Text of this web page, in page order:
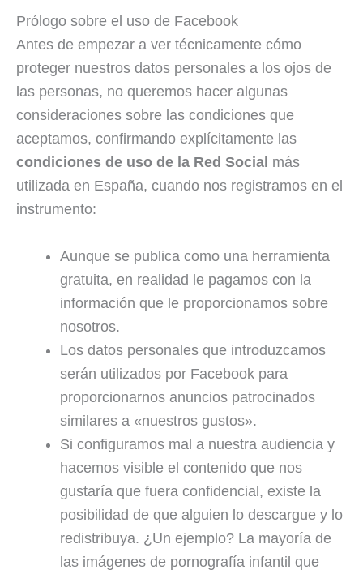
Prólogo sobre el uso de Facebook
Antes de empezar a ver técnicamente cómo
proteger nuestros datos personales a los ojos de
las personas, no queremos hacer algunas
consideraciones sobre las condiciones que
aceptamos, confirmando explícitamente las
condiciones de uso de la Red Social más
utilizada en España, cuando nos registramos en el
instrumento:
Aunque se publica como una herramienta
gratuita, en realidad le pagamos con la
información que le proporcionamos sobre
nosotros.
Los datos personales que introduzcamos
serán utilizados por Facebook para
proporcionarnos anuncios patrocinados
similares a «nuestros gustos».
Si configuramos mal a nuestra audiencia y
hacemos visible el contenido que nos
gustaría que fuera confidencial, existe la
posibilidad de que alguien lo descargue y lo
redistribuya. ¿Un ejemplo? La mayoría de
las imágenes de pornografía infantil que